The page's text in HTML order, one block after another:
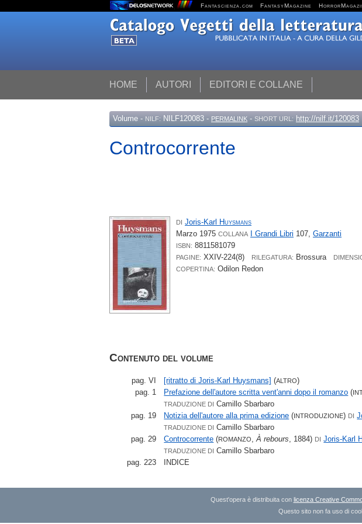
Fantascienza.com FantasyMagazine
HOME AUTORI EDITORI E COLLANE
Volume - NILF: NILF120083 - PERMALINK - SHORT URL: http://nilf.it/120083
Controcorrente
DI Joris-Karl Huysmans
Marzo 1975 COLLANA I Grandi Libri 107, Garzanti
ISBN: 8811581079
PAGINE: XXIV-224(8) RILEGATURA: Brossura
COPERTINA: Odilon Redon
Contenuto del volume
pag. VI [ritratto di Joris-Karl Huysmans] (ALTRO)
pag. 1
Prefazione dell'autore scritta vent'anni dopo il romanzo (
TRADUZIONE DI Camillo Sbarbaro
pag. 19
Notizia dell'autore alla prima edizione (INTRODUZIONE) DI
TRADUZIONE DI Camillo Sbarbaro
pag. 29
Controcorrente (ROMANZO ,À rebours , 1884) DI Joris-Karl
TRADUZIONE DI Camillo Sbarbaro
pag. 223
INDICE
Quest'opera è distribuita con licenza Creative
Questo sito non fa uso di